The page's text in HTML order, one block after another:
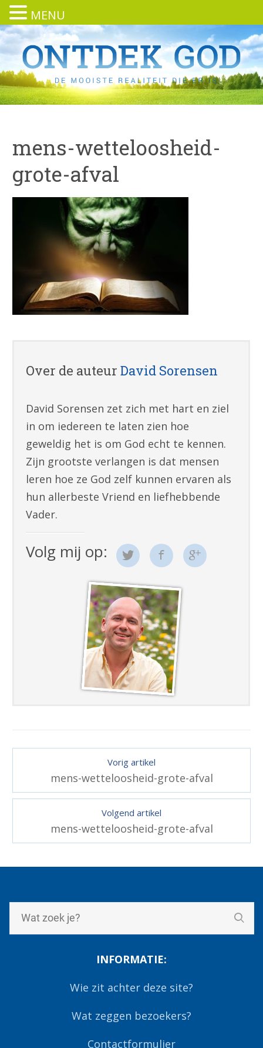
mens-wetteloosheid-
grote-afval
Over de auteurDavid Sorensen
David Sorensen zet zich met hart en ziel
in om iedereen te laten zien hoe
geweldig het is om God echt te kennen.
Zijn grootste verlangen is dat mensen
leren hoe ze God zelf kunnen ervaren als
hun allerbeste Vriend en liefhebbende
Vader.
Volg mij op:
Vorig artikel
mens-wetteloosheid-grote-afval
Volgend artikel
mens-wetteloosheid-grote-afval
INFORMATIE:
Wie zit achter deze site?
Wat zeggen bezoekers?
Contactformulier
MENU